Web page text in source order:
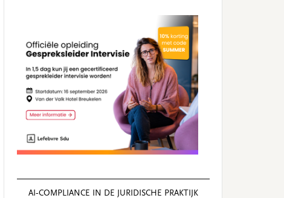
AI‑COMPLIANCE IN DE JURIDISCHE PRAKTIJK